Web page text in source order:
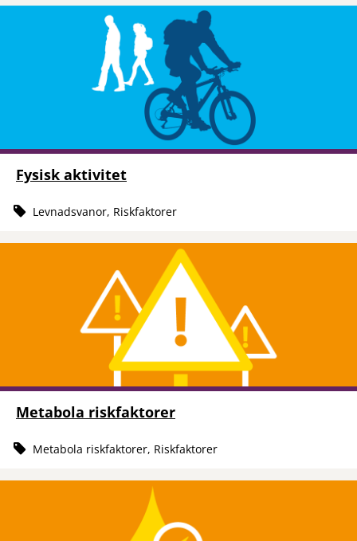
Fysisk aktivitet
Levnadsvanor, Riskfaktorer
Metabola riskfaktorer
Metabola riskfaktorer, Riskfaktorer